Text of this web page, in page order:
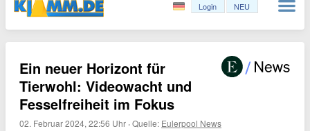
Login NEU
Ein neuer Horizont für
Tierwohl: Videowacht und
Fesselfreiheit im Fokus
02. Februar 2024, 22:56 Uhr ·Quelle: Eulerpool News